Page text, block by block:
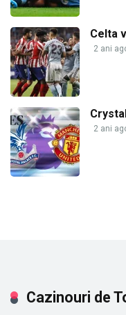
Celta
2 ani
2 ani
Cazinouri de